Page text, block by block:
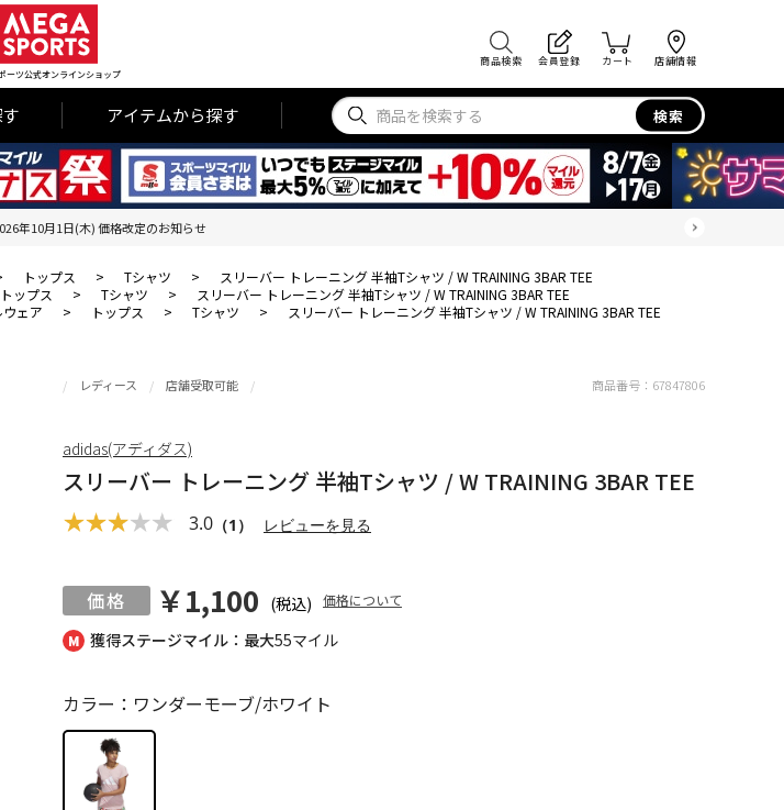
ーツ公式オンラインショップ
商品検索 会員登録 カート 店舗情報
アイテムから探す 検索
年10月1日(木) 価格改定のお知らせ
トップス > Tシャツ >
スリーバー トレーニング 半袖Tシャツ / W TRAINING 3BAR TEE
トップス > Tシャツ >
スリーバー トレーニング 半袖Tシャツ / W TRAINING 3BAR TEE
ェア > トップス > Tシャツ > スリーバー トレーニング 半袖Tシャツ / W TRAINING 3BAR TEE
獲得ステージマイル：最大55マイル
レディース 店舗受取可能
スリーバー トレーニング 半袖Tシャツ / W TRAINING 3BAR TEE
3.0 （1） レビューを見る
￥1,100 (税込) 価格について
カラー：ワンダーモーブ/ホワイト
商品番号： 67847806
adidas(アディダス)